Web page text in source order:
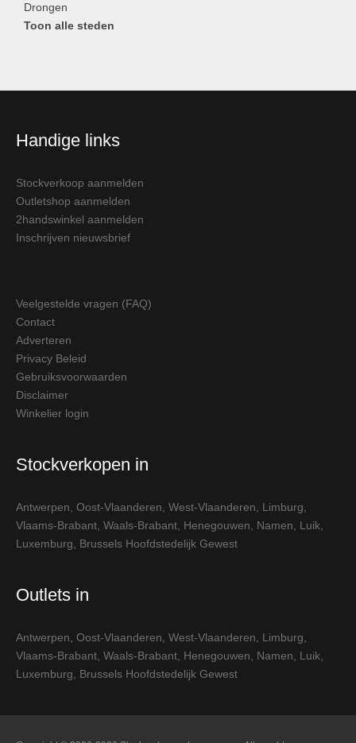
Drongen
Toon alle steden
Handige links
Stockverkoop aanmelden
Outletshop aanmelden
2handswinkel aanmelden
Inschrijven nieuwsbrief
Veelgestelde vragen (FAQ)
Contact
Adverteren
Privacy Beleid
Gebruiksvoorwaarden
Disclaimer
Winkelier login
Stockverkopen in
Antwerpen Oost-Vlaanderen West-Vlaanderen Limburg
Vlaams-Brabant Waals-Brabant Henegouwen Namen Luik
Luxemburg
Brussels Hoofdstedelijk Gewest
Outlets in
Antwerpen Oost-Vlaanderen West-Vlaanderen Limburg
Vlaams-Brabant Waals-Brabant Henegouwen Namen Luik
Luxemburg
Brussels Hoofdstedelijk Gewest